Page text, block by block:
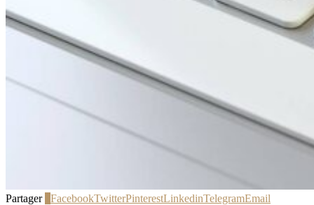
Partager FacebookTwitterPinterestLinkedinTelegramEmail